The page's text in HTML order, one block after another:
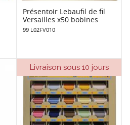
Présentoir Lebaufil de fil
Versailles x50 bobines
99 L02FV010
Livraison sous 10 jours